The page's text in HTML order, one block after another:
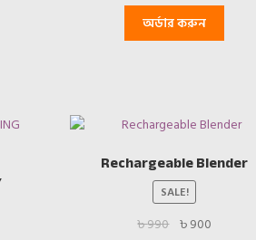
was:
৳ 690. ৳ 490.
অর্ডার করুন
Rechargeable Blender
SALE!
৳990 Original
৳900